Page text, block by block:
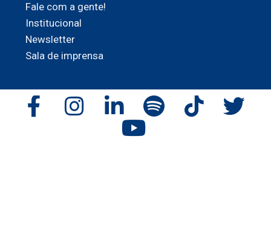
Fale com a gente!
Institucional
Newsletter
Sala de imprensa